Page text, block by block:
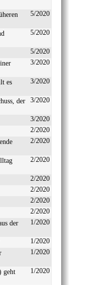
5/2020
5/2020
5/2020
3/2020
es
3/2020
der
3/2020
3/2020
2/2020
2/2020
2/2020
2/2020
2/2020
2/2020
2/2020
der
1/2020
1/2020
1/2020
geht
1/2020